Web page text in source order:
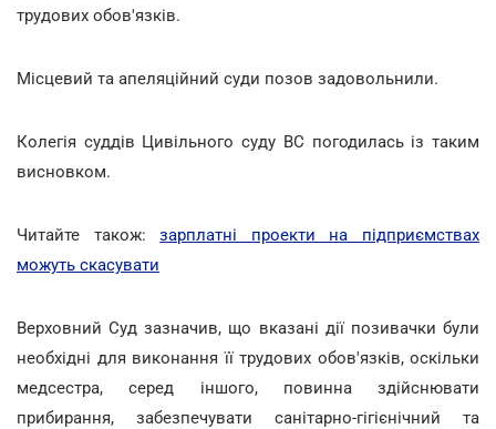
трудових обов'язків.
Місцевий та апеляційний суди позов задовольнили.
Колегія суддів Цивільного суду ВС погодилась із таким
висновком.
Читайте також:зарплатні проекти на підприємствах
можуть скасувати
Верховний Суд зазначив, що вказані дії позивачки були
необхідні для виконання її трудових обов'язків, оскільки
медсестра, серед іншого, повинна здійснювати
прибирання, забезпечувати санітарно-гігієнічний та